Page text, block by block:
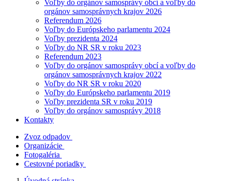
Voľby do orgánov samosprávy obcí a voľby do
orgánov samosprávnych krajov 2026
Referendum 2026
Voľby do Európskeho parlamentu 2024
Voľby prezidenta 2024
Voľby do NR SR v roku 2023
Referendum 2023
Voľby do orgánov samosprávy obcí a voľby do
orgánov samosprávnych krajov 2022
Voľby do NR SR v roku 2020
Voľby do Európskeho parlamentu 2019
Voľby prezidenta SR v roku 2019
Voľby do orgánov samosprávy 2018
Kontakty
Zvoz odpadov
Organizácie
Fotogaléria
Cestovné poriadky